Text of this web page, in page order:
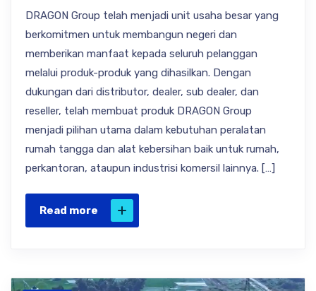
DRAGON Group telah menjadi unit usaha besar yang
berkomitmen untuk membangun negeri dan
memberikan manfaat kepada seluruh pelanggan
melalui produk-produk yang dihasilkan. Dengan
dukungan dari distributor, dealer, sub dealer, dan
reseller, telah membuat produk DRAGON Group
menjadi pilihan utama dalam kebutuhan peralatan
rumah tangga dan alat kebersihan baik untuk rumah,
perkantoran, ataupun industrisi komersil lainnya. […]
Read more